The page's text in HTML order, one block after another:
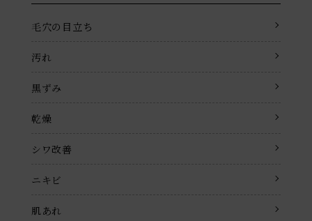
毛穴の目立ち
汚れ
黒ずみ
乾燥
シワ改善
ニキビ
肌あれ